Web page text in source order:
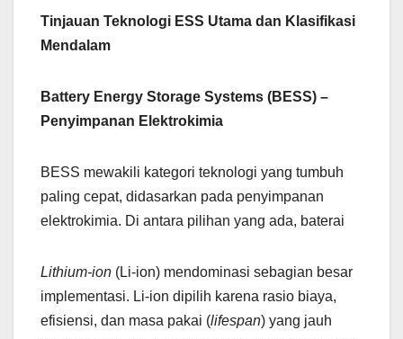
Tinjauan Teknologi ESS Utama dan Klasifikasi
Mendalam
Battery Energy Storage Systems (BESS) –
Penyimpanan Elektrokimia
BESS mewakili kategori teknologi yang tumbuh
paling cepat, didasarkan pada penyimpanan
elektrokimia. Di antara pilihan yang ada, baterai
Lithium-ion (Li-ion) mendominasi sebagian besar
implementasi. Li-ion dipilih karena rasio biaya,
efisiensi, dan masa pakai (lifespan) yang jauh